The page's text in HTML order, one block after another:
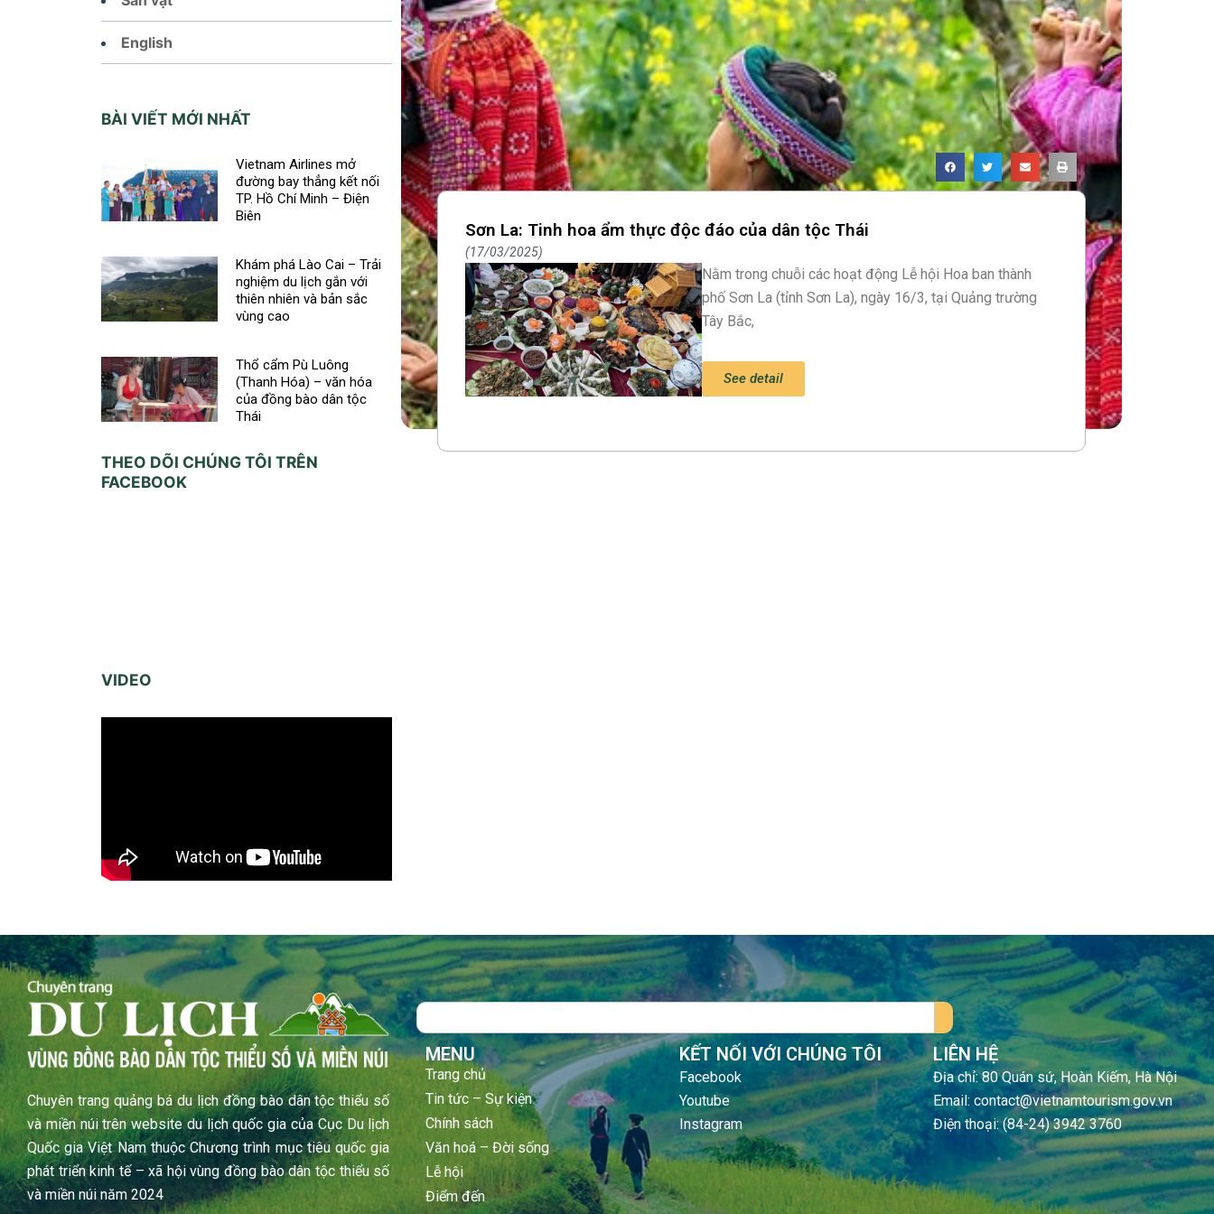
English
BÀI VIẾT MỚI NHẤT
Vietnam Airlines mở
đường bay thẳng kết nối
TP. Hồ Chí Minh – Điện
Biên
Khám phá Lào Cai – Trải
nghiệm du lịch gắn với
thiên nhiên và bản sắc
vùng cao
Thổ cẩm Pù Luông
(Thanh Hóa) – văn hóa
của đồng bào dân tộc
Thái
THEO DÕI CHÚNG TÔI TRÊN
FACEBOOK
VIDEO
Sơn La: Tinh hoa ẩm thực độc đáo của dân tộc Thái
17/03/2025
Nằm trong chuỗi các hoạt động Lễ hội Hoa ban thành
phố Sơn La (tỉnh Sơn La), ngày 16/3, tại Quảng trường
Tây Bắc,
See detail
Chuyên trang quảng bá du lịch đồng bào dân tộc thiểu số
và miền núi trên website du lịch quốc gia của Cục Du lịch
Quốc gia Việt Nam thuộc Chương trình mục tiêu quốc gia
phát triển kinh tế – xã hội vùng đồng bào dân tộc thiểu số
và miền núi năm 2024
Search
MENU
Trang chủ
Tin tức – Sự kiện
Chính sách
Văn hoá – Đời sống
Lễ hội
Điểm đến
KẾT NỐI VỚI CHÚNG TÔI
Facebook
Youtube
Instagram
LIÊN HỆ
Địa chỉ: 80 Quán sứ, Hoàn Kiếm, Hà Nội
Email: contact@vietnamtourism.gov.vn
Điện thoại: (84-24) 3942 3760